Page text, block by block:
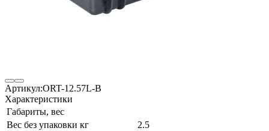
Артикул:ORT-12.57L-B
Характеристики
Габариты, вес
Вес без упаковки кг
2.5